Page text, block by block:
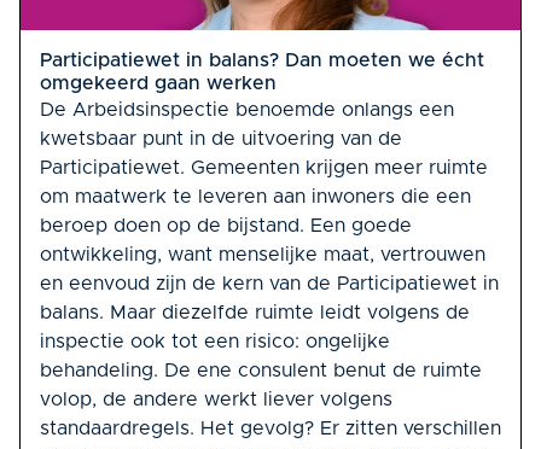
Participatiewet in balans? Dan moeten we écht
omgekeerd gaan werken
De Arbeidsinspectie benoemde onlangs een
kwetsbaar punt in de uitvoering van de
Participatiewet. Gemeenten krijgen meer ruimte
om maatwerk te leveren aan inwoners die een
beroep doen op de bijstand. Een goede
ontwikkeling, want menselijke maat, vertrouwen
en eenvoud zijn de kern van de Participatiewet in
balans. Maar diezelfde ruimte leidt volgens de
inspectie ook tot een risico: ongelijke
behandeling. De ene consulent benut de ruimte
volop, de andere werkt liever volgens
standaardregels. Het gevolg? Er zitten verschillen